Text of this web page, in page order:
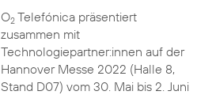
O2Telefónica präsentiert
zusammen mit
Technologiepartner:innen auf der
Hannover Messe 2022 (Halle 8,
Stand D07) vom 30. Mai bis 2. Juni